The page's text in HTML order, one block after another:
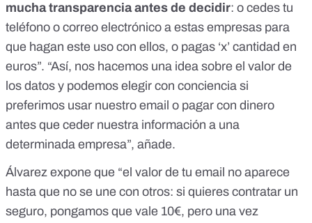
mucha transparencia antes de decidir: o cedes tu
teléfono o correo electrónico a estas empresas para
que hagan este uso con ellos, o pagas ‘x’ cantidad en
euros”. “Así, nos hacemos una idea sobre el valor de
los datos y podemos elegir con conciencia si
preferimos usar nuestro email o pagar con dinero
antes que ceder nuestra información a una
determinada empresa”, añade.
Álvarez expone que “el valor de tu email no aparece
hasta que no se une con otros: si quieres contratar un
seguro, pongamos que vale 10€, pero una vez